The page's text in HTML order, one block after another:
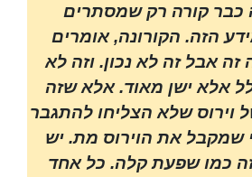
כבר קורה רק שמסתרים
הזה. הקורונה, אומרים
אבל זה לא נכון. וזה לא
אלא ישן מאוד. אלא שזה
וירוס שלא הצליחו להתגבר
שמקבל את הוירוס מת. יש
כמו שפעת קלה. כל אחד